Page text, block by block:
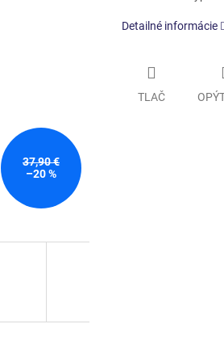
37,90 €
–20 %
Detailné informácie
TLAČ